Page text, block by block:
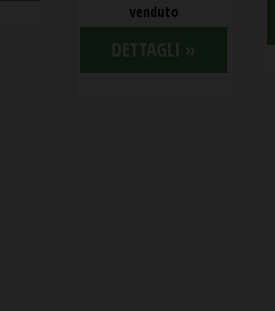
venduto
DETTAGLI »